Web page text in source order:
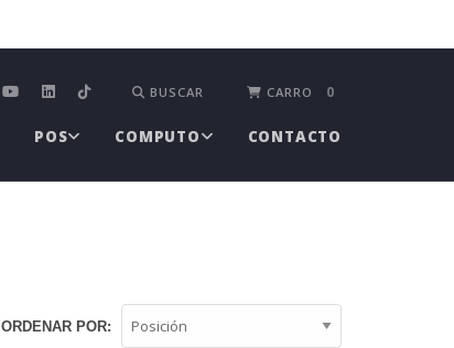
BUSCAR CARRO 0
POS COMPUTO CONTACTO
ORDENAR POR: